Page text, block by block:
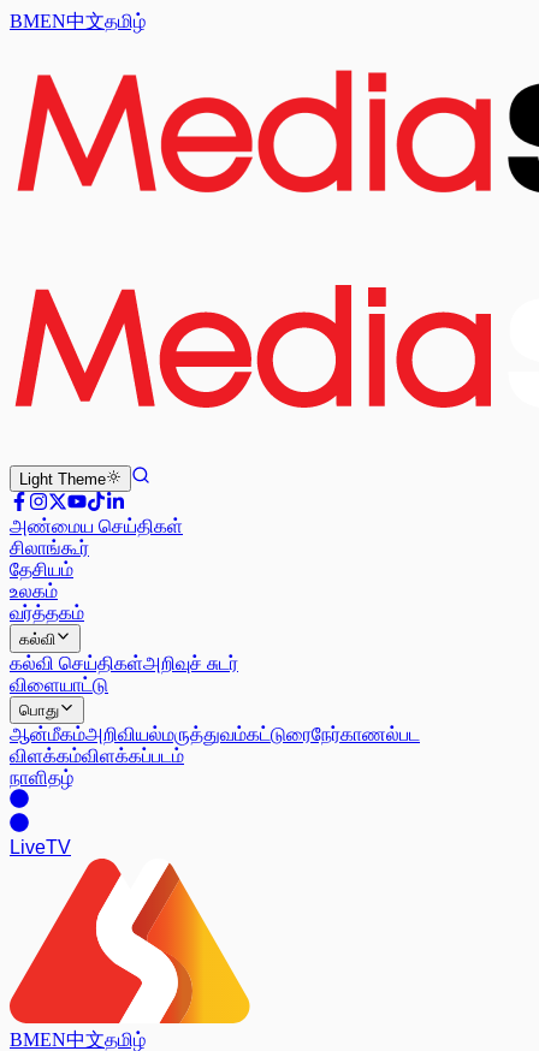
BMEN中文தமிழ்
Light Theme
அண்மைய செய்திகள்
சிலாங்கூர்
தேசியம்
உலகம்
வர்த்தகம்
கல்வி
கல்வி செய்திகள்அறிவுச் சுடர்
விளையாட்டு
பொது
ஆன்மீகம்அறிவியல்மருத்துவம்கட்டுரைநேர்காணல்பட
விளக்கம்விளக்கப்படம்
நாளிதழ்
LiveTV
BMEN中文தமிழ்